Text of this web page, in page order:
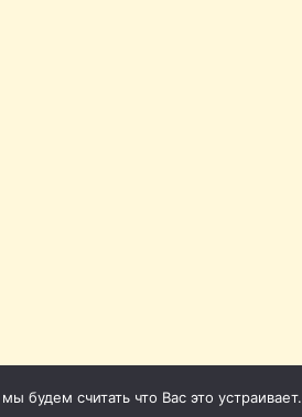
будем считать что Вас это устраивает.